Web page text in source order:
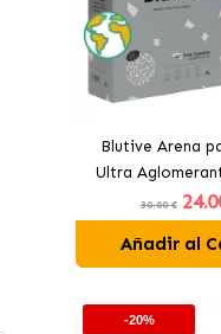
Blutive Arena
Ultra
Activo
30.00 € 24
Añadir al
-20%